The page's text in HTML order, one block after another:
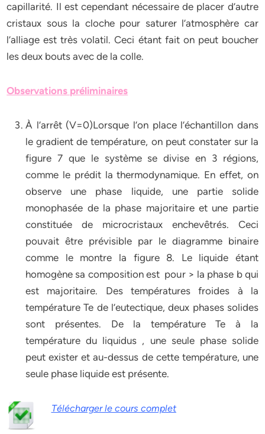
capillarité. Il est cependant nécessaire de placer d’autre
cristaux sous la cloche pour saturer l’atmosphère car
l’alliage est très volatil. Ceci étant fait on peut boucher
les deux bouts avec de la colle.
Observations préliminaires
À l’arrêt (V=0)Lorsque l’on place l’échantillon dans
le gradient de température, on peut constater sur la
figure 7 que le système se divise en 3 régions,
comme le prédit la thermodynamique. En effet, on
observe une phase liquide, une partie solide
monophasée de la phase majoritaire et une partie
constituée de microcristaux enchevêtrés. Ceci
pouvait être prévisible par le diagramme binaire
comme le montre la figure 8. Le liquide étant
homogène sa composition est pour > la phase b qui
est majoritaire. Des températures froides à la
température Te de l’eutectique, deux phases solides
sont présentes. De la température Te à la
température du liquidus , une seule phase solide
peut exister et au-dessus de cette température, une
seule phase liquide est présente.
Télécharger le cours complet